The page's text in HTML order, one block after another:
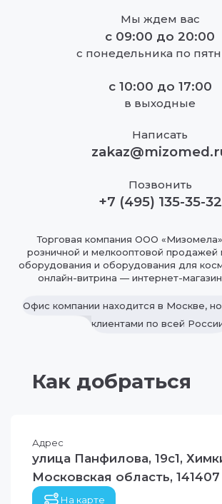
Мы ждем вас
с 09:00 до 20:00
с понедельника по
с 10:00 до 17:00
в выходные
Написать
Позвонить
+7 (495) 135-35-32
Торговая компания ООО
розничной и мелкооптовой продажей
оборудования и оборудования для
онлайн-витрина — интернет-
Офис компании находится в Москве,
клиентами по всей
Как добраться
Адрес
улица Панфилова, 19с1,
Московская область, 141407
На карте